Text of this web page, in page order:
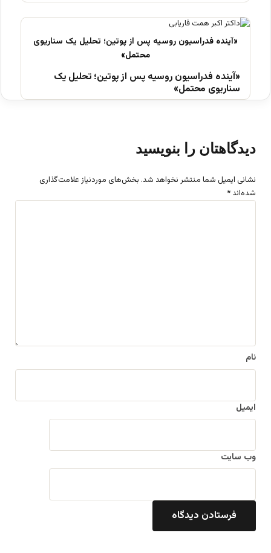
«آینده فدراسیون روسیه پس از پوتین؛ تحلیل یک
سناریوی محتمل»
دیدگاهتان را بنویسید
نشانی ایمیل شما منتشر نخواهد شد. بخش‌های موردنیاز علامت‌گذاری
شده‌اند *
نام
ایمیل
وب‌ سایت